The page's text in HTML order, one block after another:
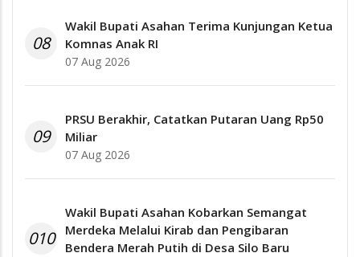
08
Wakil Bupati Asahan Terima Kunjungan Ketua
Komnas Anak RI
07 Aug 2026
09
PRSU Berakhir, Catatkan Putaran Uang Rp50
Miliar
07 Aug 2026
010
Wakil Bupati Asahan Kobarkan Semangat
Merdeka Melalui Kirab dan Pengibaran
Bendera Merah Putih di Desa Silo Baru